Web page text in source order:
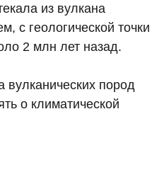
из вулкана
с геологической точки
2 млн лет назад.
вулканических пород
о климатической